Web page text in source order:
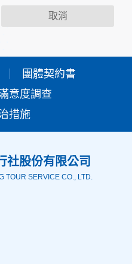
供之功能服務時，我們將視
個人資料，並在該特定目的
查等互動性功能時，會保留
聯絡方式及使用時間等。
相關行徑，包括您使用連線
瀏覽器、瀏覽及點選資料記
說明文字，但不涉及特定個
護網站及您的個人資料採用
人員才能接觸您的個人資
，如有違反保密義務者，將
提供服務時，本網站亦會嚴
取消
團體契約書
意度調查
措施
社股份有限公司
TOUR SERVICE CO., LTD.